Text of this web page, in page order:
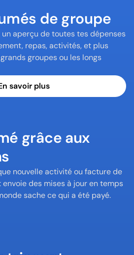
de groupe
aperçu de toutes tes dépenses
repas, activités, et plus
groupes ou les longs
savoir plus
grâce aux
nouvelle activité ou facture de
des mises à jour en temps
sache ce qui a été payé.